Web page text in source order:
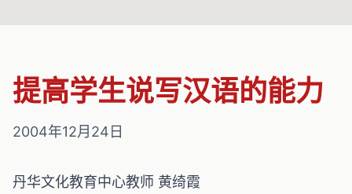
提高学生说写汉语的能力
2004年12月24日
丹华文化教育中心教师 黄绮霞